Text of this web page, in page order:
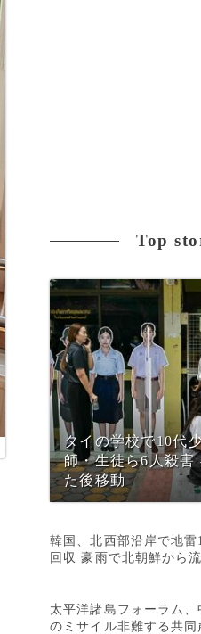
Top
タイの学校で10代
師・生徒ら6人殺害
た後移動
韓国、北西部沿岸で地雷
回収 豪雨で北朝鮮から
太平洋諸島フォーラム、
のミサイル非難する共同